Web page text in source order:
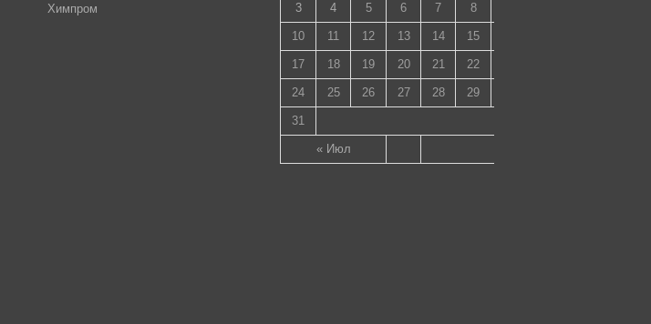
Химпром
« Июл
3 4 5 6 7 8
10 11 12 13 14 15
17 18 19 20 21 22
24 25 26 27 28 29
31